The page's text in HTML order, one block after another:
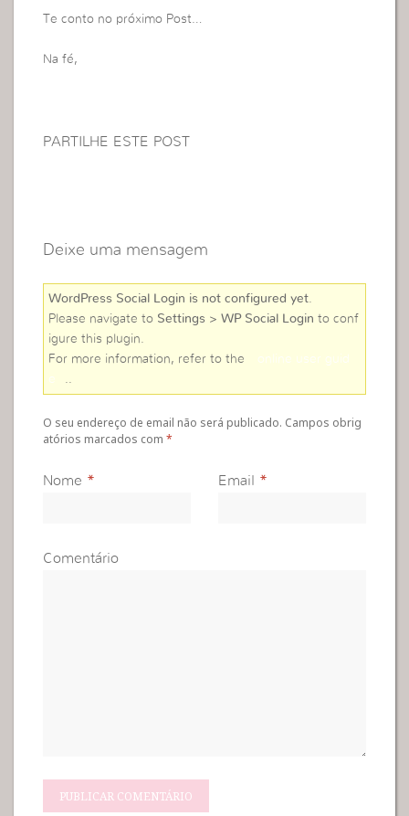
Te conto no próximo Post…
Na fé,
PARTILHE ESTE POST
Deixe uma mensagem
WordPress Social Login is not configured yet.
Please navigate to Settings > WP Social Login to conf
igure this plugin.
For more information, refer to the
online user guid
e
..
O seu endereço de email não será publicado. Campos obrig
atórios marcados com*
Nome * Email *
Comentário